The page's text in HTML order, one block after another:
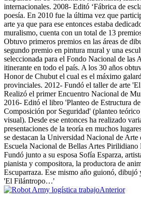
internacionales. 2008- Editó ‘Fábrica de
poesía. En 2010 fue la última vez que
arte ya que para ese entonces estaba
muralismo, cuenta con un total de 13
Obtuvo primeros premios en las áreas de
segundo premio en pintura mural y una
seleccionada para el Fondo Nacional de las
itinerante en todo el país. A los 30 años
Honor de Chubut el cual es el máximo
provinciales. 2012- Fundó el taller de arte
Realizó el primer Encuentro Nacional de
2016- Editó el libro 'Planteo de Estructura
Composición por Seguridad' (planteo
visual). Desde ese entonces ha realizado
presentaciones de la teoría en muchos
se destacan la Universidad Nacional de Arte
Escuela Nacional de Bellas Artes Pirilidiano
Fundó junto a su esposa Sofía Esparza,
pianista y compositora, la productora de
Escuparraza. Ese mismo año guionó,
'El Filántropo…'
Facebook
Anterior